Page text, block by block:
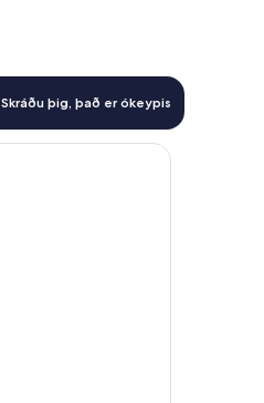
Skráðu þig, það er ókeypis